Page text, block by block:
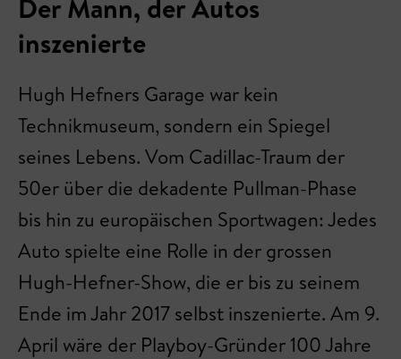
Der Mann, der Autos
inszenierte
Hugh Hefners Garage war kein
Technikmuseum, sondern ein Spiegel
seines Lebens. Vom Cadillac-Traum der
50er über die dekadente Pullman-Phase
bis hin zu europäischen Sportwagen: Jedes
Auto spielte eine Rolle in der grossen
Hugh-Hefner-Show, die er bis zu seinem
Ende im Jahr 2017 selbst inszenierte. Am 9.
April wäre der Playboy-Gründer 100 Jahre